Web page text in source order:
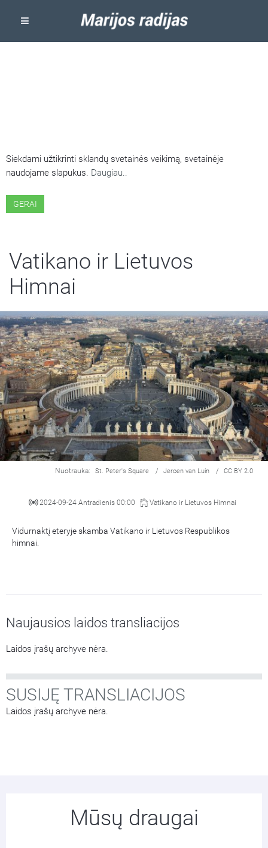
Siekdami užtikrinti sklandų svetainės veikimą, svetainėje
naudojame slapukus. Daugiau..
GERAI
Vatikano ir Lietuvos
Himnai
Nuotrauka: St. Peter's Square / Jeroen van Luin / CC BY 2.0
2024-09-24 Antradienis 00:00 Vatikano ir Lietuvos Himnai
Vidurnaktį eteryje skamba Vatikano ir Lietuvos Respublikos
himnai.
Naujausios laidos transliacijos
Laidos įrašų archyve nėra.
SUSIJĘ TRANSLIACIJOS
Laidos įrašų archyve nėra.
Mūsų draugai